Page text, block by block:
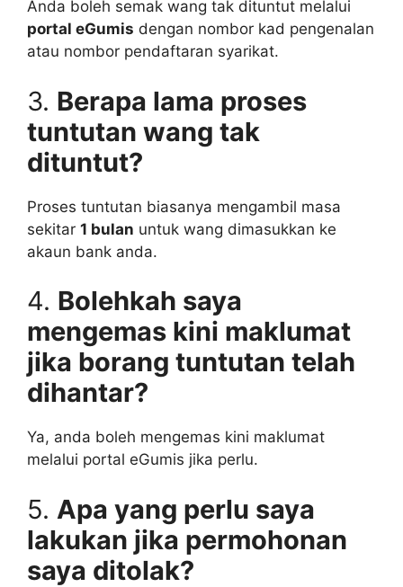
Anda boleh semak wang tak dituntut melalui
portal eGumis dengan nombor kad pengenalan
atau nombor pendaftaran syarikat.
3. Berapa lama proses
tuntutan wang tak
dituntut?
Proses tuntutan biasanya mengambil masa
sekitar 1 bulan untuk wang dimasukkan ke
akaun bank anda.
4. Bolehkah saya
mengemas kini maklumat
jika borang tuntutan telah
dihantar?
Ya, anda boleh mengemas kini maklumat
melalui portal eGumis jika perlu.
5. Apa yang perlu saya
lakukan jika permohonan
saya ditolak?